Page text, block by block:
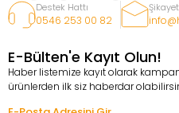
Destek Hattı
0546 253 00 82
E-Bülten'e Kayıt Olun!
Haber listemize kayıt olarak
ürünlerden ilk siz haberdar